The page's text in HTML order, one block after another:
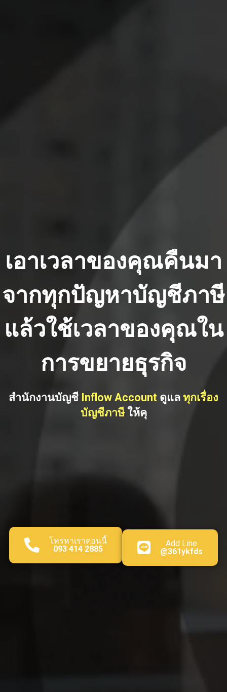
เอาเวลาของคุณคืนมา
จากทุกปัญหาบัญชีภาษี
แล้วใช้เวลาของคุณใน
การขยายธุรกิจ
สำนักงานบัญชี Inflow Account ดูแล ทุกเรื่อง
บัญชีภาษีให้คุ
โทรหาเราตอนนี้
093 414 2885
Add Line
@361ykfds